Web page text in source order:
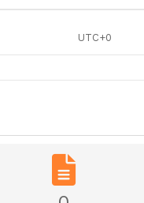
UTC+0